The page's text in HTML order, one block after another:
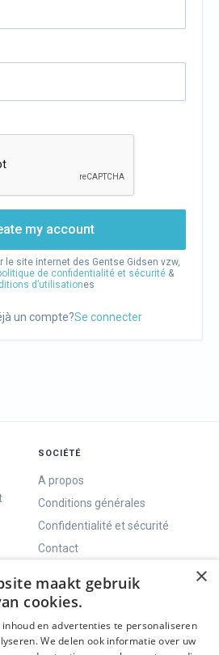
my account
le site internet des Gentse Gidsen vzw,
de confidentialité et sécurité &
d’utilisationes
un compte?Se connecter
SOCIÉTÉ
A propos
Conditions générales
Confidentialité et sécurité
Contact
SOCIALS
Facebook
×
maakt gebruik
cookies.
en advertenties te personaliseren
We delen ook informatie over uw